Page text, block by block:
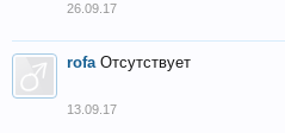
26.09.17
rofa Отсутствует
13.09.17